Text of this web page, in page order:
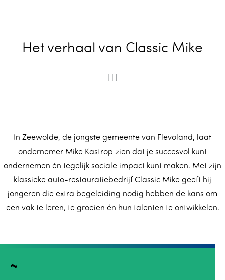
Het verhaal van Classic Mike
In Zeewolde, de jongste gemeente van Flevoland, laat
ondernemer Mike Kastrop zien dat je succesvol kunt
ondernemen én tegelijk sociale impact kunt maken. Met zijn
klassieke auto-restauratiebedrijf Classic Mike geeft hij
jongeren die extra begeleiding nodig hebben de kans om
een vak te leren, te groeien én hun talenten te ontwikkelen.